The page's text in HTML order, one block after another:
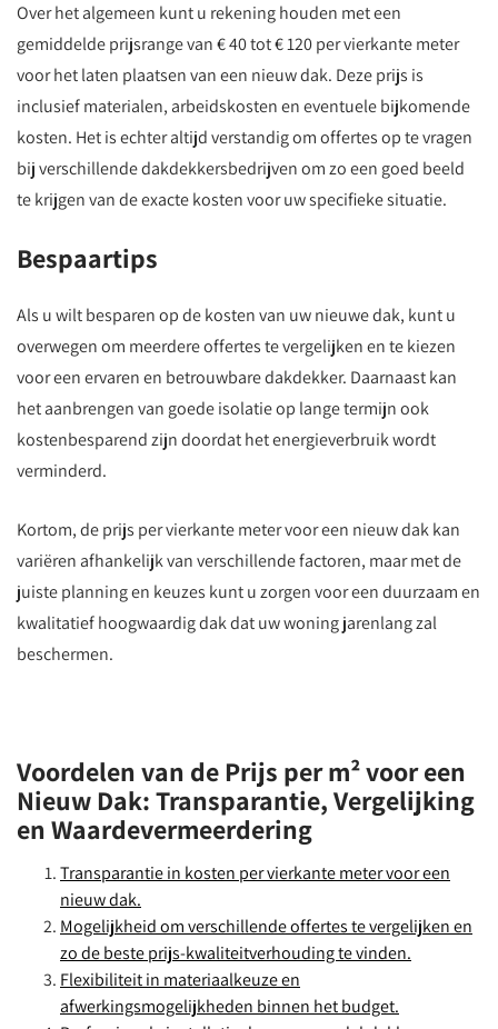
Over het algemeen kunt u rekening houden met een
gemiddelde prijsrange van € 40 tot € 120 per vierkante meter
voor het laten plaatsen van een nieuw dak. Deze prijs is
inclusief materialen, arbeidskosten en eventuele bijkomende
kosten. Het is echter altijd verstandig om offertes op te vragen
bij verschillende dakdekkersbedrijven om zo een goed beeld
te krijgen van de exacte kosten voor uw specifieke situatie.
Bespaartips
Als u wilt besparen op de kosten van uw nieuwe dak, kunt u
overwegen om meerdere offertes te vergelijken en te kiezen
voor een ervaren en betrouwbare dakdekker. Daarnaast kan
het aanbrengen van goede isolatie op lange termijn ook
kostenbesparend zijn doordat het energieverbruik wordt
verminderd.
Kortom, de prijs per vierkante meter voor een nieuw dak kan
variëren afhankelijk van verschillende factoren, maar met de
juiste planning en keuzes kunt u zorgen voor een duurzaam en
kwalitatief hoogwaardig dak dat uw woning jarenlang zal
beschermen.
Voordelen van de Prijs per m² voor een
Nieuw Dak: Transparantie, Vergelijking
en Waardevermeerdering
Transparantie in kosten per vierkante meter voor een
nieuw dak.
Mogelijkheid om verschillende offertes te vergelijken en
zo de beste prijs-kwaliteitverhouding te vinden.
Flexibiliteit in materiaalkeuze en
afwerkingsmogelijkheden binnen het budget.